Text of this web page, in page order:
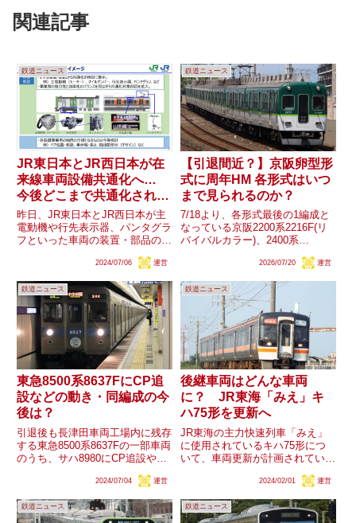
関連記事
鉄道ニュース
JR東日本とJR西日本が在
来線車両設備共通化へ…
今後どこまで共通化される
のか？
昨日、JR東日本とJR西日本が主
電動機や行先表示器、パンタグラ
フといった車両の装置・部品の共
した他、将来的に車両デザインや
車体幅・長さ、ドアの位置・枚数
などの共通化検討や、私鉄のよう
な2社以外の他の鉄道会社への...
2024/07/06 運営
鉄道ニュース
【引退間近？】京阪卵型形
式に周年HM 各形式はいつ
まで見られるのか？
7/18より、各形式最後の1編成と
なっている京阪2200系2216F(リ
バイバルカラー)、2400系
周年を記念したヘッドマークが掲
出されています。期間について
｢7月18日〜運用終了｣とされてい
るため...
2026/07/20 運営
鉄道ニュース
東急8500系8637FにCP追
設などの動き・同編成の今
後は？
引退後も長津田車両工場内に残存
する東急8500系8637Fの一部車両
のうち、サハ8980にCP追設や8
8637に床下機器変更（SIV追
た。これら一部車両は現在も廃車
2024/07/04 運営
鉄道ニュース
後継車両はどんな車両
に？ JR東海「みえ」キ
ハ75形を更新へ
JR東海の主力快速列車「みえ」
に使用されているキハ75形につ
いて、車両更新が計画されている
ことですが、何年ごろの導入にな
た、後継車両はどんな車両になる
2024/02/01 運営
鉄道ニュース 鉄道ニュース